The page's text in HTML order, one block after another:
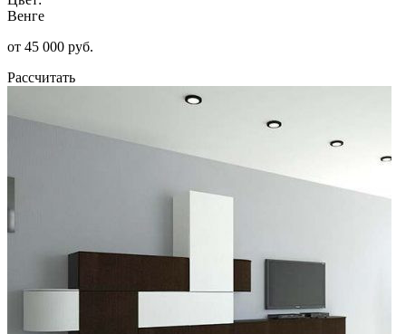
Венге
от 45 000 руб.
Рассчитать